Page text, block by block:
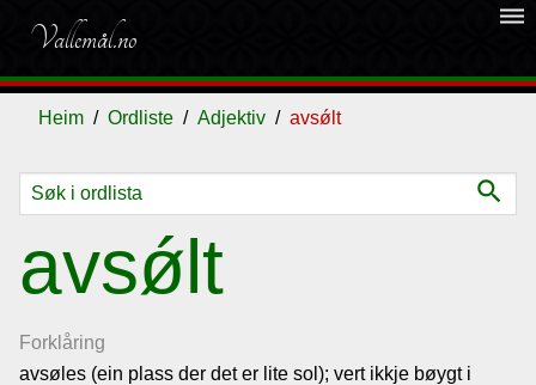
Vallemål.no
dehaze
Heim Ordliste Adjektiv avsǿlt
search
avsǿlt
Forklåring
avsøles (ein plass der det er lite sol); vert ikkje bøygt i
Ordliste
Om
vallemålet